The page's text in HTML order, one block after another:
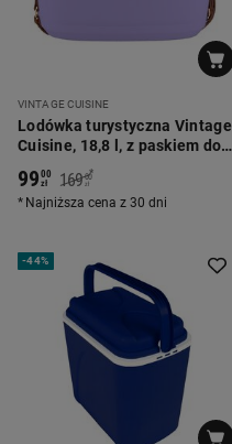
VINTAGE CUISINE
Lodówka turystyczna Vintage
Cuisine, 18,8 l, z paskiem do
przenoszenia, fioletowa
9900
zł 169 00
zł
*
Najniższa cena z 30 dni
-44%